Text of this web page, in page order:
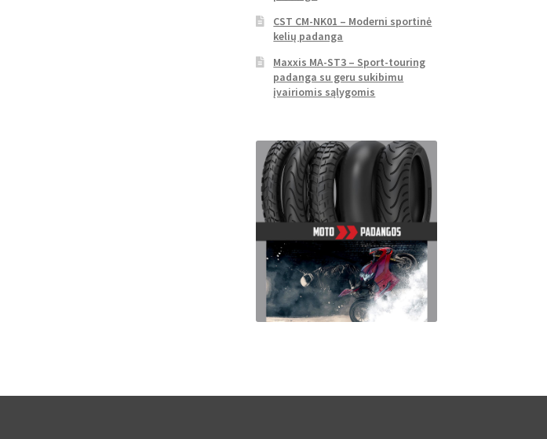
CST CM-NK01 – Moderni sportinė
kelių padanga
Maxxis MA-ST3 – Sport-touring
padanga su geru sukibimu
įvairiomis sąlygomis